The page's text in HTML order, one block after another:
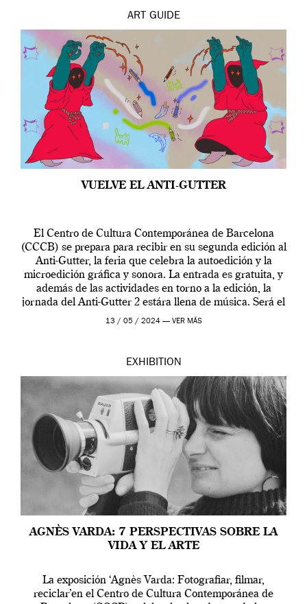
ART GUIDE
VUELVE EL ANTI-GUTTER
El Centro de Cultura Contemporánea de Barcelona
(CCCB) se prepara para recibir en su segunda edición al
Anti-Gutter, la feria que celebra la autoedición y la
microedición gráfica y sonora. La entrada es gratuita, y
además de las actividades en torno a la edición, la
jornada del Anti-Gutter 2 estára llena de música. Será el
[…]
13 / 05 / 2024 — VER MÁS
EXHIBITION
AGNÈS VARDA: 7 PERSPECTIVAS SOBRE LA
VIDA Y EL ARTE
La exposición ‘Agnès Varda: Fotografiar, filmar,
reciclar’en el Centro de Cultura Contemporánea de